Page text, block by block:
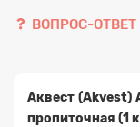
ВОПРОС-ОТВЕТ
Аквест (Akvest)
пропиточная (1